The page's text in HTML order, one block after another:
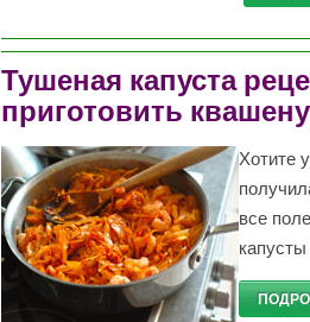
Тушеная капуста
приготовить
Хотите
все